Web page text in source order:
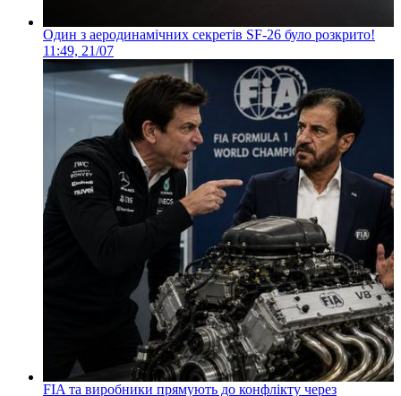
Один з аеродинамічних секретів SF-26 було розкрито!
11:49, 21/07
FIA та виробники прямують до конфлікту через